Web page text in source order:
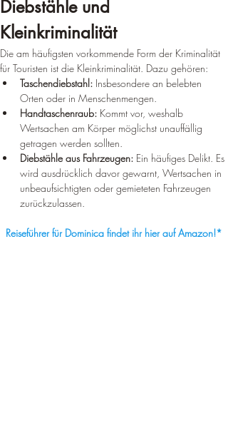
Diebstähle und
Kleinkriminalität
Die am häufigsten vorkommende Form der Kriminalität
für Touristen ist die Kleinkriminalität. Dazu gehören:
Taschendiebstahl: Insbesondere an belebten
Orten oder in Menschenmengen.
Handtaschenraub: Kommt vor, weshalb
Wertsachen am Körper möglichst unauffällig
getragen werden sollten.
Diebstähle aus Fahrzeugen: Ein häufiges Delikt. Es
wird ausdrücklich davor gewarnt, Wertsachen in
unbeaufsichtigten oder gemieteten Fahrzeugen
zurückzulassen.
Reiseführer für Dominica findet ihr hier auf Amazon!*